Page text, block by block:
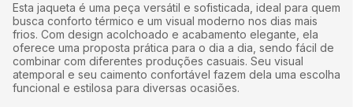
Esta jaqueta é uma peça versátil e sofisticada, ideal para quem
busca conforto térmico e um visual moderno nos dias mais
frios. Com design acolchoado e acabamento elegante, ela
oferece uma proposta prática para o dia a dia, sendo fácil de
combinar com diferentes produções casuais. Seu visual
atemporal e seu caimento confortável fazem dela uma escolha
funcional e estilosa para diversas ocasiões.